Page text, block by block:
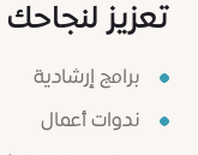
تعزيز
برامج إرشادية
ندوات أعمال